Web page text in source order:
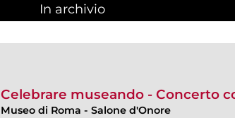
In archivio
Celebrare museando - Concerto
Museo di Roma - Salone d'Onore